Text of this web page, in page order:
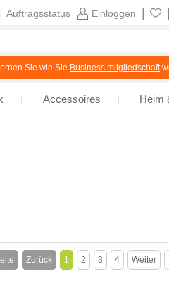
Zurück 1 2 3 4 Weiter
Einloggen
Auftragsstatus
Sie wie Sie Business mitgliedschaft
Accessoires Heim